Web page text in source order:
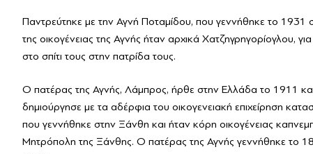
Παντρεύτηκε με την Αγνή Ποταμίδου, που γεννήθηκε το 1931
της οικογένειας της Αγνής ήταν αρχικά Χατζηγρηγορίογλου,
στο σπίτι τους στην πατρίδα τους.
Ο πατέρας της Αγνής, Λάμπρος, ήρθε στην Ελλάδα το 1911
δημιούργησε με τα αδέρφια του οικογενειακή επιχείρηση
που γεννήθηκε στην Ξάνθη και ήταν κόρη οικογένειας
Μητρόπολη της Ξάνθης. Ο πατέρας της Αγνής γεννήθηκε το